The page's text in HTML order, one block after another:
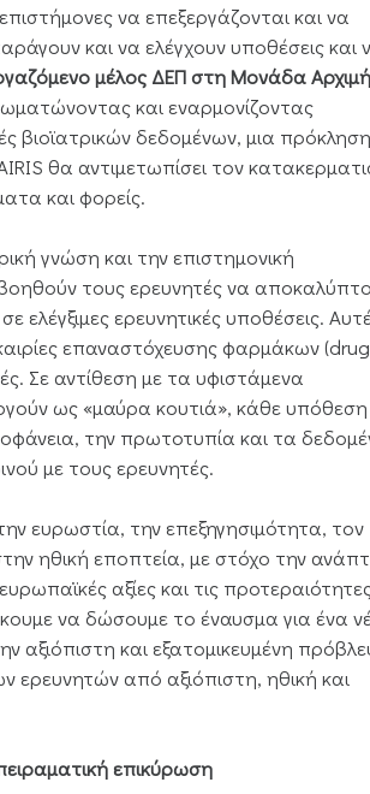
να επεξεργάζονται και να
και να ελέγχουν υποθέσεις και
μέλος ΔΕΠ στη Μονάδα
και εναρμονίζοντας
βιοϊατρικών δεδομένων, μια πρόκληση
θα αντιμετωπίσει τον
και φορείς.
γνώση και την επιστημονική
τους ερευνητές να
ερευνητικές υποθέσεις.
επαναστόχευσης φαρμάκων (drug
Σε αντίθεση με τα υφιστάμενα
ως «μαύρα κουτιά», κάθε υπόθεση
την πρωτοτυπία και τα
με τους ερευνητές.
ευρωστία, την επεξηγησιμότητα, τον
ηθική εποπτεία, με στόχο την
αξίες και τις
να δώσουμε το έναυσμα για ένα
αξιόπιστη και εξατομικευμένη
ερευνητών από αξιόπιστη, ηθική και
επικύρωση